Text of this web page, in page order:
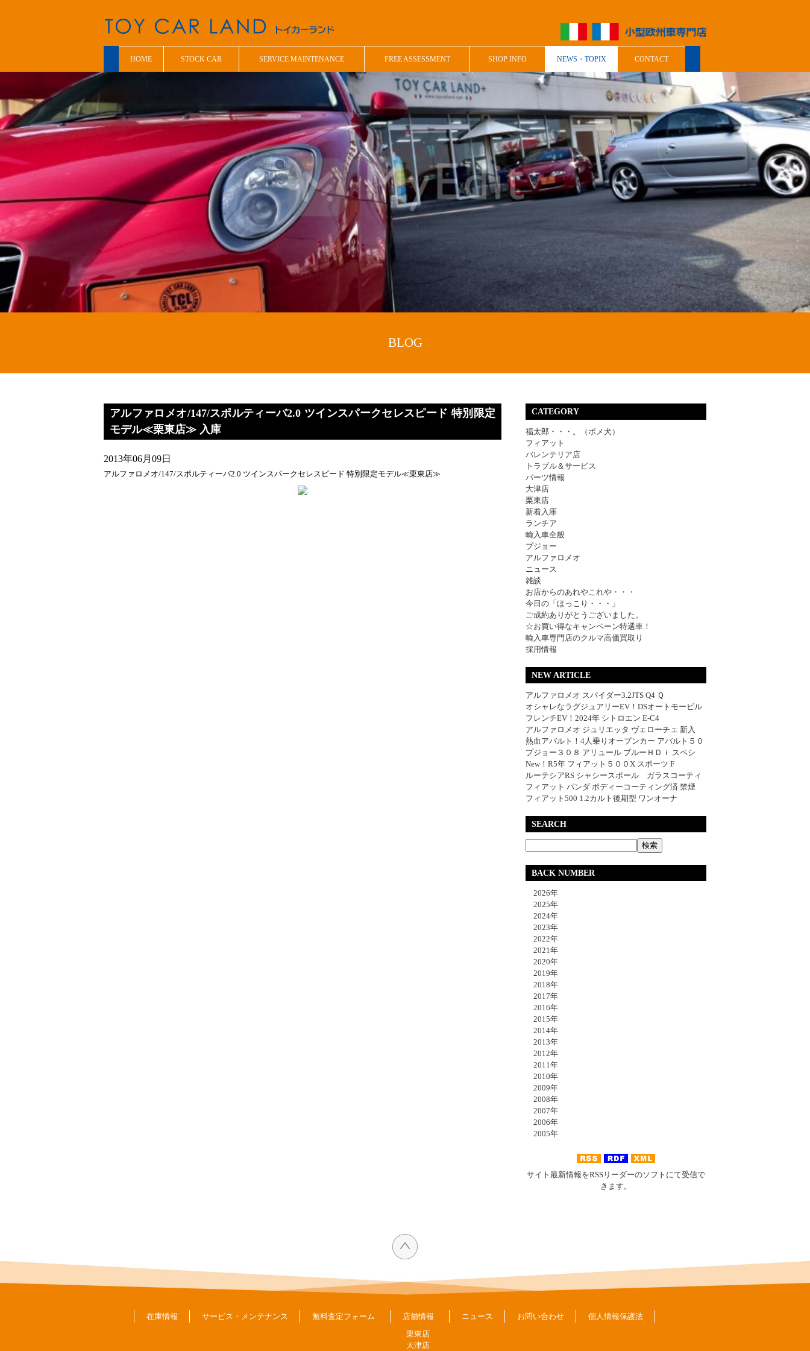
HOME STOCK CAR SERVICE MAINTENANCE FREE ASSESSMENT SHOP INFO NEWS・TOPIX CONTACT
BLOG
アルファロメオ/147/スポルティーバ2.0 ツインスパークセレスピード 特別限定
モデル≪栗東店≫ 入庫
2013年06月09日
アルファロメオ/147/スポルティーバ2.0 ツインスパークセレスピード 特別限定モデル≪栗東店≫
CATEGORY
福太郎・・・。（ポメ犬）
フィアット
バレンテリア店
トラブル＆サービス
パーツ情報
大津店
栗東店
新着入庫
ランチア
輸入車全般
プジョー
アルファロメオ
ニュース
雑談
お店からのあれやこれや・・・
今日の「ほっこり・・・」
ご成約ありがとうございました。
☆お買い得なキャンペーン特選車！
輸入車専門店のクルマ高価買取り
採用情報
NEW ARTICLE
アルファロメオ スパイダー3.2JTS Q4 Ｑ
オシャレなラグジュアリーEV！DSオートモービル
フレンチEV！2024年 シトロエン E-C4
アルファロメオ ジュリエッタ ヴェローチェ 新入
熱血アバルト！4人乗りオープンカー アバルト５０
プジョー３０８ アリュール ブルーＨＤｉ スペシ
New！R5年 フィアット５００X スポーツ F
ルーテシアRS シャシースポール ガラスコーティ
フィアット パンダ ボディーコーティング済 禁煙
フィアット500 1.2カルト後期型 ワンオーナ
SEARCH
BACK NUMBER
2026年
2025年
2024年
2023年
2022年
2021年
2020年
2019年
2018年
2017年
2016年
2015年
2014年
2013年
2012年
2011年
2010年
2009年
2008年
2007年
2006年
2005年
サイト最新情報をRSSリーダーのソフトにて受信で
きます。
在庫情報 サービス・メンテナンス 無料査定フォーム
店舗情報
栗東店
大津店
ニュース お問い合わせ 個人情報保護法